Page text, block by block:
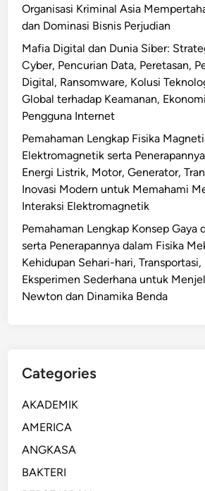
Organisasi Kriminal Asia
dan Dominasi Bisnis Perjudian
Mafia Digital dan Dunia Siber:
Cyber, Pencurian Data, Peretasan,
Digital, Ransomware, Kolusi
Global terhadap Keamanan,
Pengguna Internet
Pemahaman Lengkap Fisika
Elektromagnetik serta
Energi Listrik, Motor, Generator,
Inovasi Modern untuk Memahami
Interaksi Elektromagnetik
Pemahaman Lengkap Konsep Gaya
serta Penerapannya dalam Fisika
Kehidupan Sehari-hari,
Eksperimen Sederhana untuk
Newton dan Dinamika Benda
Categories
AKADEMIK
AMERICA
ANGKASA
BAKTERI